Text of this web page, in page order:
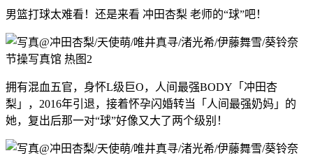
男篮打球太难看！还是来看 冲田杏梨 老师的“球”吧！
拥有混血五官，身怀L级巨O，人间最强BODY「冲田杏
梨」，2016年引退，接着怀孕闪婚转当「人间最强奶妈」的
她，复出后那一对“球”好像又大了两个级别！